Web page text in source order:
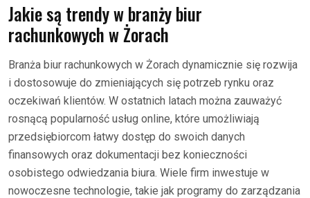
Jakie są trendy w branży biur
rachunkowych w Żorach
Branża biur rachunkowych w Żorach dynamicznie się rozwija
i dostosowuje do zmieniających się potrzeb rynku oraz
oczekiwań klientów. W ostatnich latach można zauważyć
rosnącą popularność usług online, które umożliwiają
przedsiębiorcom łatwy dostęp do swoich danych
finansowych oraz dokumentacji bez konieczności
osobistego odwiedzania biura. Wiele firm inwestuje w
nowoczesne technologie, takie jak programy do zarządzania